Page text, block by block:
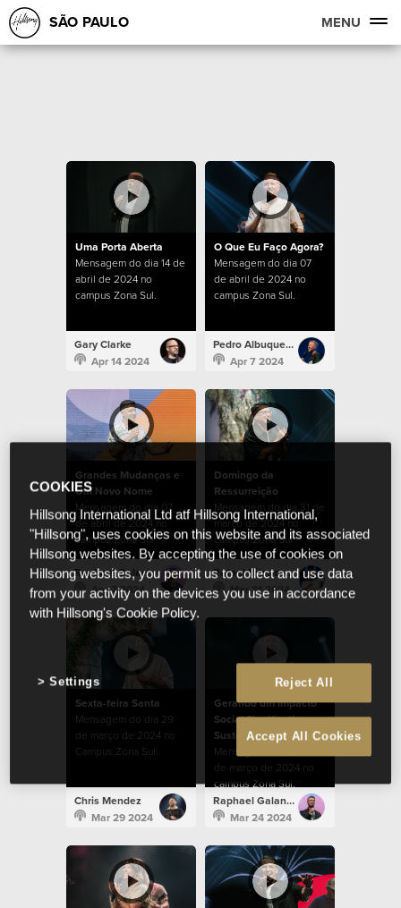
SÃO PAULO MENU
Uma Porta Aberta
Mensagem do dia 14 de
abril de 2024 no
campus Zona Sul.
Gary Clarke
Apr 14 2024
O Que Eu Faço Agora?
Mensagem do dia 07
de abril de 2024 no
campus Zona Sul.
Pedro Albuquerque
Apr 7 2024
Grandes Mudanças e
Um Novo Nome
Mensagem do dia 07
de abril de 2024 no
campus Zona Sul.
Raphael Galante
Apr 7 2024
Domingo da
Ressurreição
Mensagem do dia 31 de
março de 2024 no
campus Zona Sul.
Rafael Bitencourt
Mar 31 2024
Sexta-feira Santa
Mensagem do dia 29
de março de 2024 no
Campus Zona Sul.
Chris Mendez
Mar 29 2024
Gerando um Impacto
Social Significativo e
Sustentável
Mensagem do dia 24
de março de 2024 no
campus Zona Sul.
Raphael Galante
Mar 24 2024
COOKIES
Hillsong International Ltd atf Hillsong International,
"Hillsong", uses cookies on this website and its associated
Hillsong websites. By accepting the use of cookies on
Hillsong websites, you permit us to collect and use data
from your activity on the devices you use in accordance
with Hillsong's Cookie Policy.
Reject All
Accept All Cookies
Settings